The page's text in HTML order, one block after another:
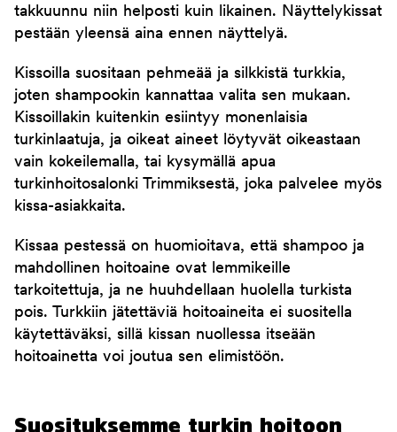
takkuunnu niin helposti kuin likainen. Näyttelykissat
pestään yleensä aina ennen näyttelyä.
Kissoilla suositaan pehmeää ja silkkistä turkkia,
joten shampookin kannattaa valita sen mukaan.
Kissoillakin kuitenkin esiintyy monenlaisia
turkinlaatuja, ja oikeat aineet löytyvät oikeastaan
vain kokeilemalla, tai kysymällä apua
turkinhoitosalonki Trimmiksestä, joka palvelee myös
kissa-asiakkaita.
Kissaa pestessä on huomioitava, että shampoo ja
mahdollinen hoitoaine ovat lemmikeille
tarkoitettuja, ja ne huuhdellaan huolella turkista
pois. Turkkiin jätettäviä hoitoaineita ei suositella
käytettäväksi, sillä kissan nuollessa itseään
hoitoainetta voi joutua sen elimistöön.
Suosituksemme turkin hoitoon